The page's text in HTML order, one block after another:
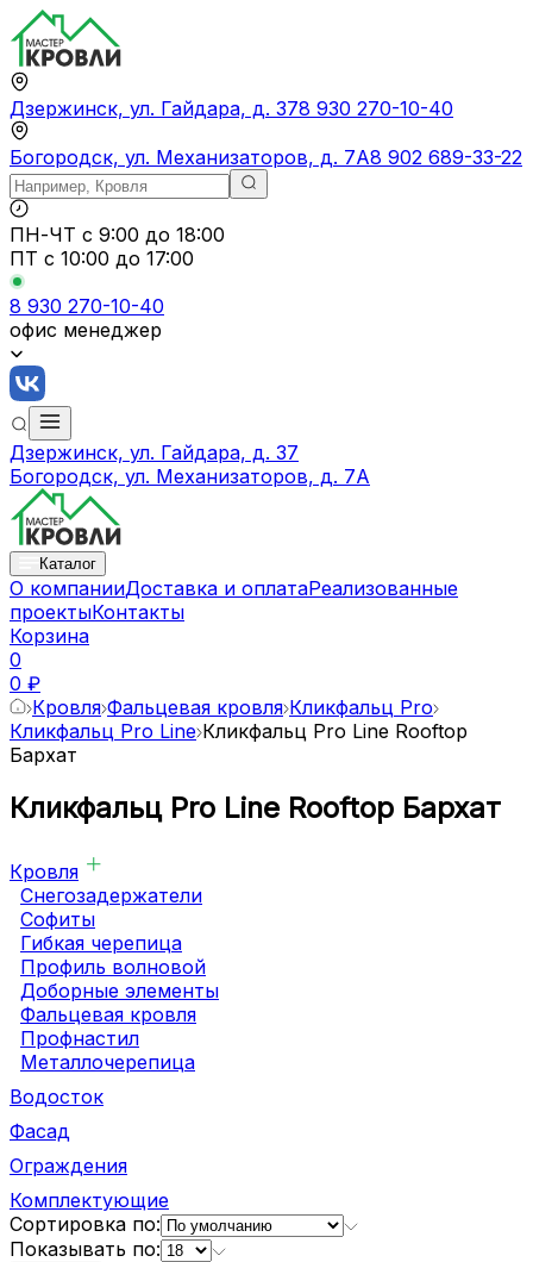
Дзержинск, ул. Гайдара, д. 378 930 270-10-40
Богородск, ул. Механизаторов, д. 7А8 902 689-33-22
ПН-ЧТ с 9:00 до 18:00
ПТ с 10:00 до 17:00
8 930 270-10-40
офис менеджер
Дзержинск, ул. Гайдара, д. 37
Богородск, ул. Механизаторов, д. 7А
Каталог
О компанииДоставка и оплатаРеализованные
проектыКонтакты
Корзина
0
0 ₽
Кровля Фальцевая кровля Кликфальц Pro
Кликфальц Pro Line Кликфальц Pro Line Rooftop
Бархат
Кликфальц Pro Line Rooftop Бархат
Кровля
Снегозадержатели
Софиты
Гибкая черепица
Профиль волновой
Доборные элементы
Фальцевая кровля
Профнастил
Металлочерепица
Водосток
Фасад
Ограждения
Комплектующие
Сортировка по:
Показывать по: